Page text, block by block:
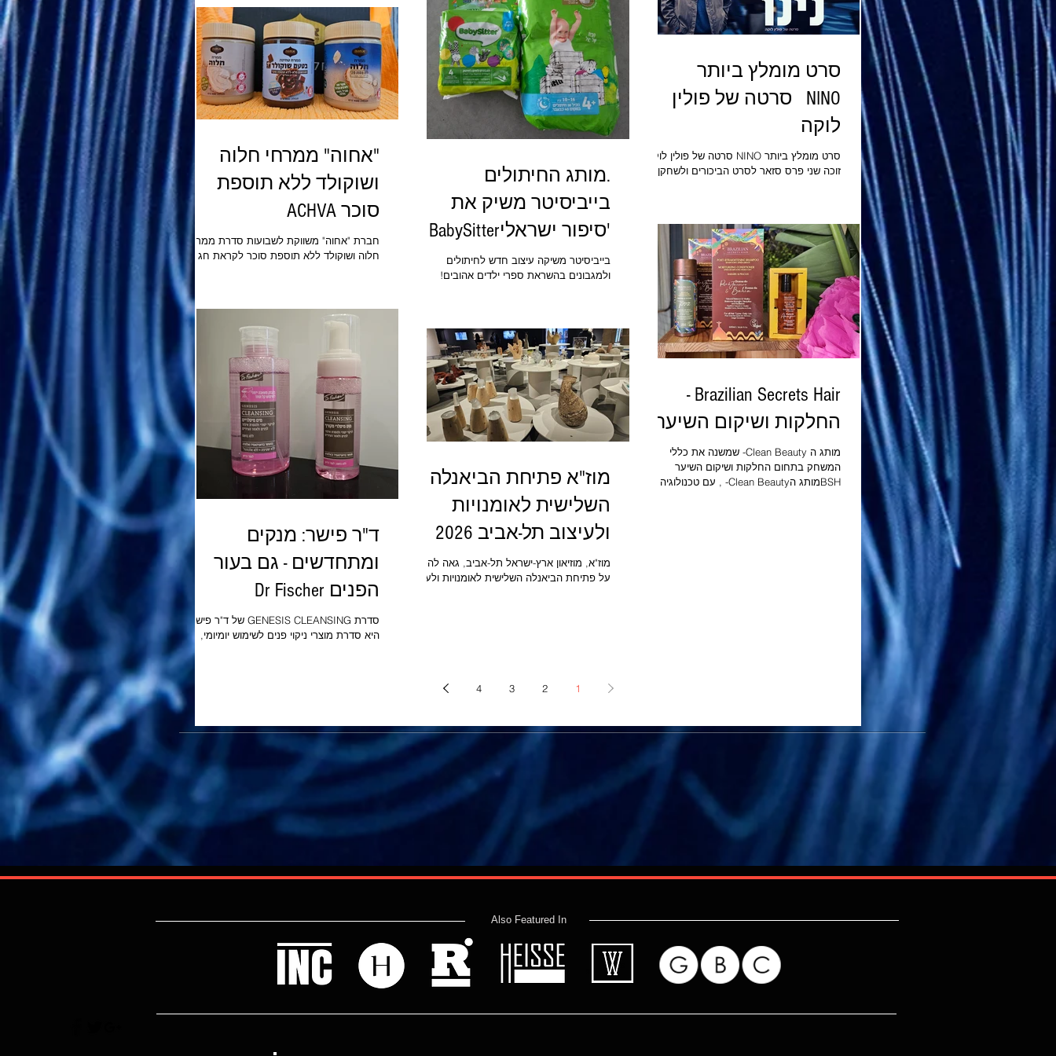
בנאום של הנשיא הרצוג, ולאחר מכן דבריה של
בקי כספי, מנכ"לית משרד ישראל של הפדרציות
היהודיות של צפון אמריקה, שותפה בכנס.
התוכנית כללה גם
סרט מומלץ ביותר
NINO סרטה של פולין
לוקה
סרט מומלץ ביותר NINO סרטה של פולין לוקה
זוכה שני פרס סזאר לסרט הביכורים ולשחקן
הביכורים בתחרות לומייר בצרפת ובמספר
פרסים נוספים בעוד שלושה ימים נינו יידרש
להתמודד עם אתגר גדול בחייו. לפני כן עליו
לעמוד בשתי משימות חשובות, שיובילו אותו
למסע ברחבי פריז, מסע אל העולם ומסע אל
עצמו. דרמה עדינה ונבונה, בה צועד הגיבור אל
הבחירה בחיים.
.מותג החיתולים
בייביסיטר משיק את
'סיפור ישראליBabySitter
בייביסיטר משיקה עיצוב חדש לחיתולים
ולמגבונים בהשראת ספרי ילדים אהובים!
'סיפור ישראלי': חיתולים ומגבונים בהשראת
ספרי ילדים אהובים
"אחוה" ממרחי חלוה
ושוקולד ללא תוספת
סוכר ACHVA
חברת "אחוה" משווקת לשבועות סדרת ממרחי
חלוה ושוקולד ללא תוספת סוכר לקראת חג
קולינרית חדשה למאכלי החג והיא כוללת ממרח
חלוה, ממרח חלוה ללא סוכר וממרח טחינה עם
שוקולד ללא סוכר. ממרחי הטחינה המתוקים של
אחוה מכילים טחינה גולמית איכותית, הם ללא
שומן טרנס, ללא כולסטרול, דלי נתרן, ללא
חומרים משמרים וצבעי מאכל וטבעוניים.
Brazilian Secrets Hair -
החלקות ושיקום השיער
מותג ה Clean Beauty- שמשנה את כללי
המשחק בתחום החלקות ושיקום השיער
BSHמותג הClean Beauty- , עם טכנולוגיה
מוז"א פתיחת הביאנלה
השלישית לאומנויות
ולעיצוב תל-אביב 2026
MUZA
מוז"א, מוזיאון ארץ-ישראל תל-אביב, גאה להכריז
על פתיחת הביאנלה השלישית לאומנויות ולעיצוב
ד"ר פישר: מנקים
ומתחדשים - גם בעור
הפנים Dr Fischer
סדרת GENESIS CLEANSING של ד"ר פישר
היא סדרת מוצרי ניקוי פנים לשימוש יומיומי,
ומבוססת על שילוב מרכיבים ייחודי לניקוי יעיל
1
2
3
4
Also Featured In